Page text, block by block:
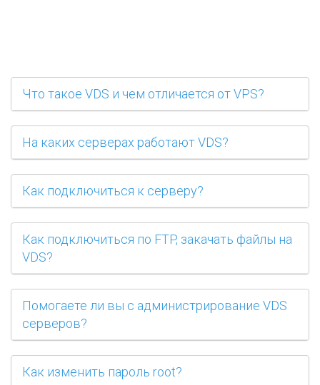
Что такое VDS и чем отличается от VPS?
На каких серверах работают VDS?
Как подключиться к серверу?
Как подключиться по FTP, закачать файлы на
VDS?
Помогаете ли вы с администрирование VDS
серверов?
Как изменить пароль root?